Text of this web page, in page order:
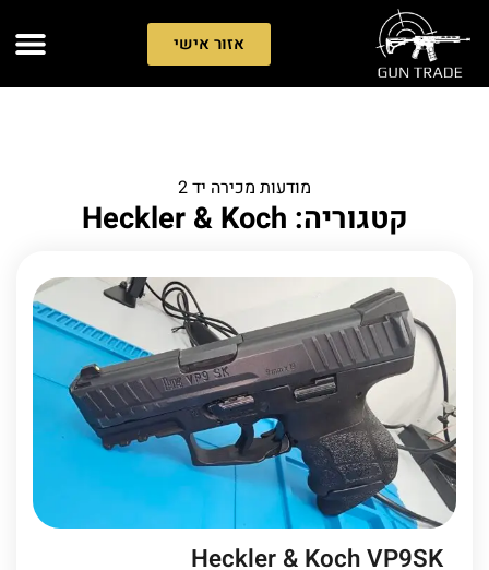
אזור אישי
מודעות מכירה יד 2
קטגוריה: Heckler & Koch